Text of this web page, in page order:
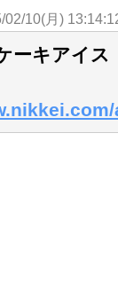
02/10(月)
ーキアイ